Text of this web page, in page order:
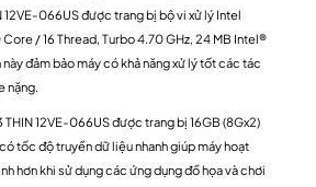
12VE-066US được trang bị bộ vi xử lý Intel
/ 16 Thread, Turbo 4.70 GHz, 24 MB Intel®
này đảm bảo máy có khả năng xử lý tốt các tác
nặng.
THIN 12VE-066US được trang bị 16GB (8Gx2)
tốc độ truyền dữ liệu nhanh giúp máy hoạt
hơn khi sử dụng các ứng dụng đồ họa và chơi